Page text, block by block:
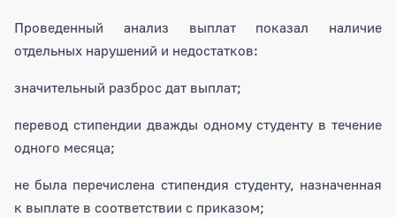
Проведенный анализ выплат показал наличие
отдельных нарушений и недостатков:
значительный разброс дат выплат;
перевод стипендии дважды одному студенту в течение
одного месяца;
не была перечислена стипендия студенту, назначенная
к выплате в соответствии с приказом;